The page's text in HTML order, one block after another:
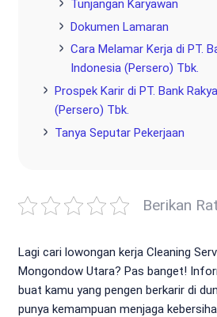
Tunjangan Karyawan
Dokumen Lamaran
Cara Melamar Kerja di PT.
Indonesia (Persero) Tbk.
Prospek Karir di PT. Bank
(Persero) Tbk.
Tanya Seputar Pekerjaan
Berikan
Lagi cari lowongan kerja Cleaning
Mongondow Utara? Pas banget!
buat kamu yang pengen berkarir di
punya kemampuan menjaga